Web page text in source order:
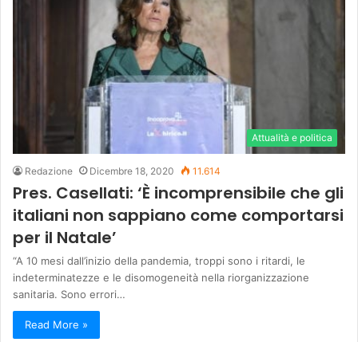
Attualità e politica
Redazione Dicembre 18, 2020 11.614
Pres. Casellati: ‘È incomprensibile che gli
italiani non sappiano come comportarsi
per il Natale’
“A 10 mesi dall’inizio della pandemia, troppi sono i ritardi, le
indeterminatezze e le disomogeneità nella riorganizzazione
sanitaria. Sono errori…
Read More »